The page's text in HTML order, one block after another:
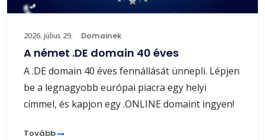
2026. július 29. Domainek
A német .DE domain 40 éves
A .DE domain 40 éves fennállását ünnepli. Lépjen
be a legnagyobb európai piacra egy helyi
címmel, és kapjon egy .ONLINE domaint ingyen!
Tovább